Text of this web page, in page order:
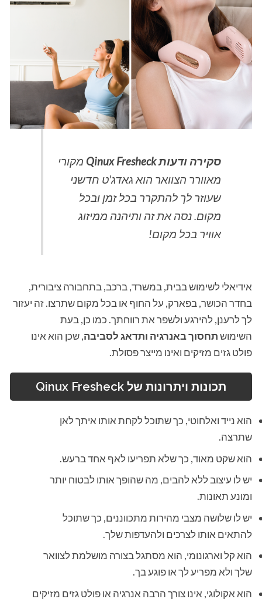
סקירה ודעות Qinux Fresheck
מקורי
מאוורר הצוואר הוא גאדג'ט חדשני
שעוזר לך להתקרר בכל זמן ובכל
מקום. נסה את זה ותיהנה ממיזוג
אוויר בכל מקום!
אידיאלי לשימוש בבית, במשרד, ברכב, בתחבורה ציבורית,
בחדר הכושר, בפארק, על החוף או בכל מקום שתרצו. זה יעזור
לך לרענן, להירגע ולשפר את רווחתך. כמו כן, בעת
השימושתחסוך באנרגיה ותדאג לסביבה, שכן הוא אינו
פולט גזים מזיקים ואינו מייצר פסולת.
תכונות ויתרונות של Qinux Fresheck
הוא נייד ואלחוטי, כך שתוכל לקחת אותו איתך לאן
שתרצה.
הוא שקט מאוד, כך שלא תפריעו לאף אחד ברעש.
יש לו עיצוב ללא להבים, מה שהופך אותו לבטוח יותר
ומונע תאונות.
יש לו שלושה מצבי מהירות מתכווננים, כך שתוכל
להתאים אותו לצרכים ולהעדפות שלך.
הוא קל וארגונומי, הוא מסתגל בצורה מושלמת לצוואר
שלך ולא מפריע לך או פוגע בך.
הוא אקולוגי, אינו צורך הרבה אנרגיה או פולט גזים מזיקים